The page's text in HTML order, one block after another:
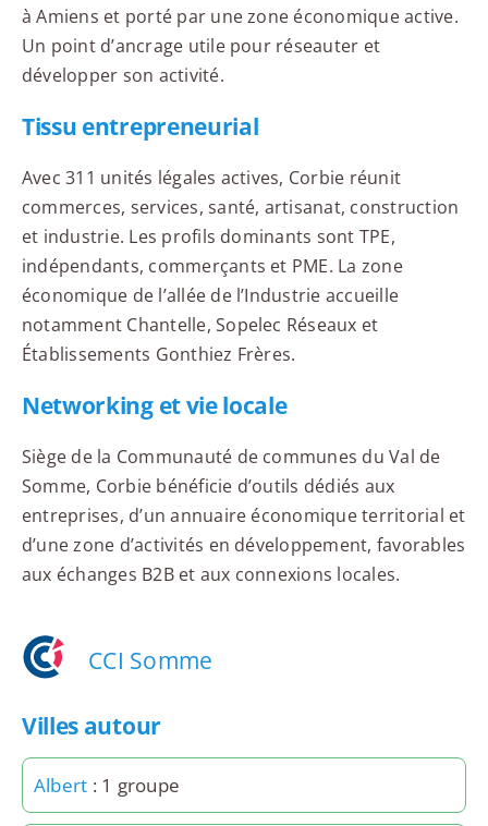
à Amiens et porté par une zone économique active.
Un point d’ancrage utile pour réseauter et
développer son activité.
Tissu entrepreneurial
Avec 311 unités légales actives, Corbie réunit
commerces, services, santé, artisanat, construction
et industrie. Les profils dominants sont TPE,
indépendants, commerçants et PME. La zone
économique de l’allée de l’Industrie accueille
notamment Chantelle, Sopelec Réseaux et
Établissements Gonthiez Frères.
Networking et vie locale
Siège de la Communauté de communes du Val de
Somme, Corbie bénéficie d’outils dédiés aux
entreprises, d’un annuaire économique territorial et
d’une zone d’activités en développement, favorables
aux échanges B2B et aux connexions locales.
CCI Somme
Villes autour
Albert : 1 groupe